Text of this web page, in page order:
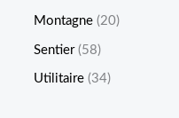
Montagne 20
Sentier 58
Utilitaire 34